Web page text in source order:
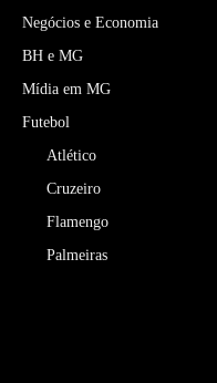
Negócios e Economia
BH e MG
Mídia em MG
Futebol
Atlético
Cruzeiro
Flamengo
Palmeiras